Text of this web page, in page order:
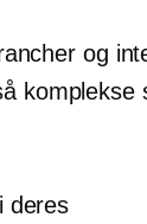
og
komplekse
deres